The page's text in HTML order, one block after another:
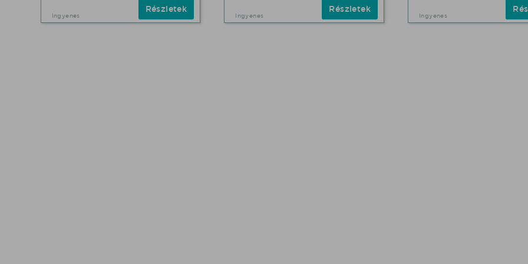
Ingyenes
Részletek
Ingyenes
Részletek
Ingyenes